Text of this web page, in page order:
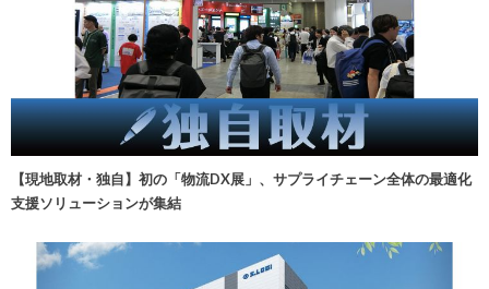
【現地取材・独自】初の「物流DX展」、サプライチェーン全体の最適化
支援ソリューションが集結